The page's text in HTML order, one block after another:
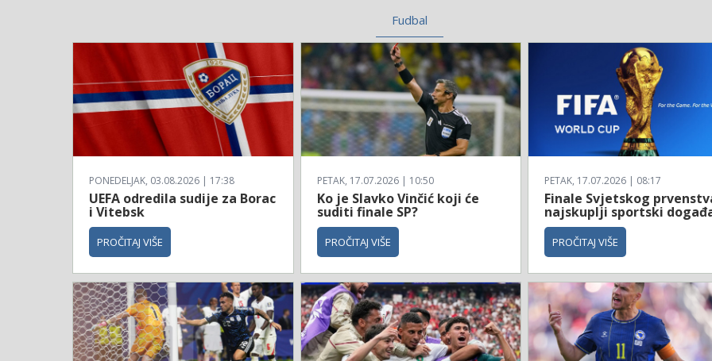
Fudbal
PONEDELJAK, 03.08.2026 | 17:38
UEFA odredila sudije za Borac
i Vitebsk
PROČITAJ VIŠE
PETAK, 17.07.2026 | 10:50
Ko je Slavko Vinčić koji će
suditi finale SP?
PROČITAJ VIŠE
PETAK, 17.07.2026 | 08:17
Finale Svjetskog
najskuplji sportski
PROČITAJ VIŠE